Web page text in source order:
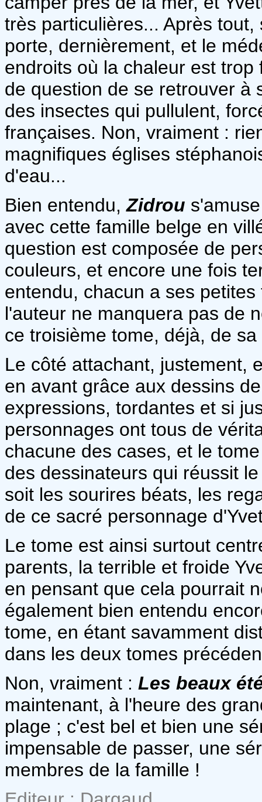
très particulières... Après
porte, dernièrement, et le
endroits où la chaleur est
de question de se retrouver à
des insectes qui pullulent,
françaises. Non, vraiment :
magnifiques églises
d'eau...
Bien entendu,Zidrou
avec cette famille belge en
question est composée de
couleurs, et encore une fois
entendu, chacun a ses
l'auteur ne manquera pas de
ce troisième tome, déjà, de
Le côté attachant, justement,
en avant grâce aux dessins
expressions, tordantes et si
personnages ont tous de
chacune des cases, et le
des dessinateurs qui réussit
soit les sourires béats, les
de ce sacré personnage
Le tome est ainsi surtout
parents, la terrible et froide
en pensant que cela pourrait
également bien entendu
tome, en étant savamment
dans les deux tomes
Non, vraiment : Les beaux
maintenant, à l'heure des
plage ; c'est bel et bien une
impensable de passer, une
membres de la famille !